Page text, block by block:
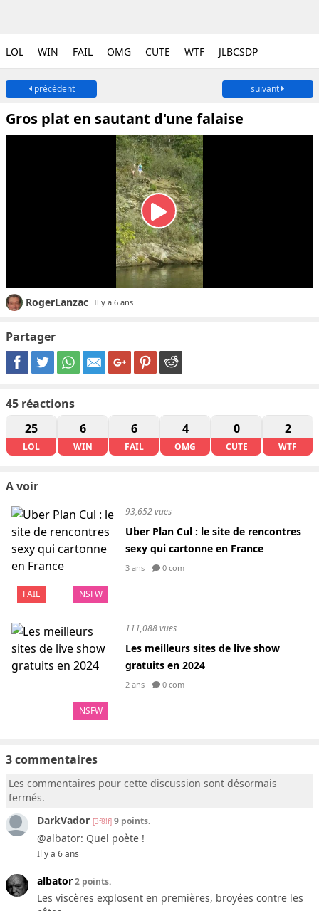
LOL WIN FAIL OMG CUTE WTF JLBCSDP
précédent suivant
Gros plat en sautant d'une falaise
RogerLanzac Il y a 6 ans
Partager
45 réactions
25
LOL
6
WIN
6
FAIL
4
OMG
0
CUTE
2
WTF
A voir
FAIL NSFW
93,652 vues
Uber Plan Cul : le site de rencontres
sexy qui cartonne en France
3 ans 0 com
NSFW
111,088 vues
Les meilleurs sites de live show
gratuits en 2024
2 ans 0 com
3 commentaires
Les commentaires pour cette discussion sont désormais
fermés.
DarkVador [3f8!f] 9 points.
@albator: Quel poète !
Il y a 6 ans
albator2 points.
Les viscères explosent en premières, broyées contre les